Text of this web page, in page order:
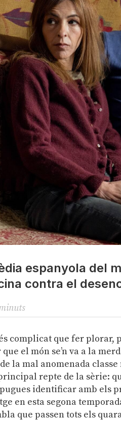
espanyola del
contra el
complicat que fer
el món se’n va a la
la mal anomenada
repte de la sèrie:
identificar amb els
en esta segona
que passen tots els